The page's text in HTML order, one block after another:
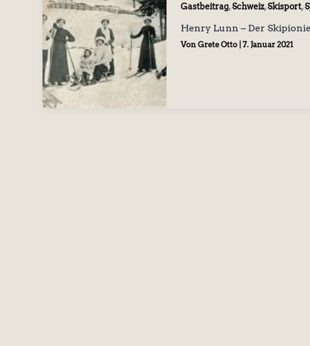
Gastbeitrag,Schweiz,Skisport,
Henry Lunn – Der
Von Grete Otto 7. Januar 2021